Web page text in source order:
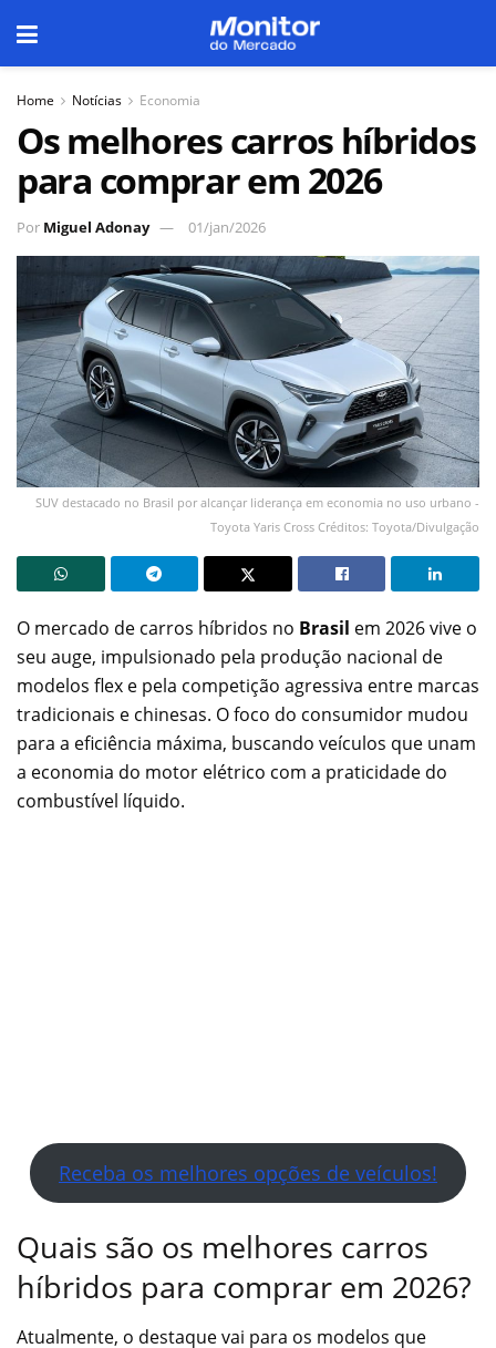
Home Notícias Economia
Os melhores carros híbridos
para comprar em 2026
Por Miguel Adonay 01/jan/2026
SUV destacado no Brasil por alcançar liderança em economia no uso urbano -
Toyota Yaris Cross Créditos: Toyota/Divulgação
O mercado de carros híbridos no Brasil em 2026 vive o
seu auge, impulsionado pela produção nacional de
modelos flex e pela competição agressiva entre marcas
tradicionais e chinesas. O foco do consumidor mudou
para a eficiência máxima, buscando veículos que unam
a economia do motor elétrico com a praticidade do
combustível líquido.
Receba os melhores opções de veículos!
Quais são os melhores carros
híbridos para comprar em 2026?
Atualmente, o destaque vai para os modelos que